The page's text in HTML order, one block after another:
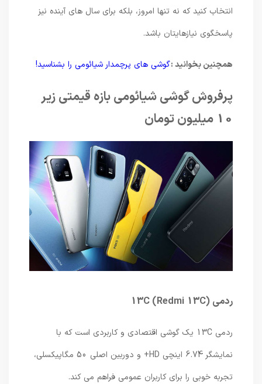
انتخاب کنید که نه تنها امروز، بلکه برای سال های آینده نیز
پاسخگوی نیازهایتان باشد.
همچنین بخوانید :گوشی های پرچمدار شیائومی را بشناسید!
پرفروش گوشی شیائومی بازه قیمتی زیر
ردمی 13C یک گوشی اقتصادی و کاربردی است که با
نمایشگر 6.74 اینچی HD+ و دوربین اصلی 50 مگاپیکسلی،
تجربه خوبی را برای کاربران عمومی فراهم می کند.